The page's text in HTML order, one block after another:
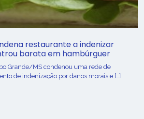
restaurante a indenizar
barata em hambúrguer
Grande/MS condenou uma rede de
de indenização por danos morais e […]